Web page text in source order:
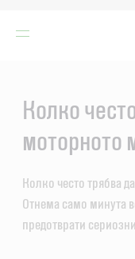
Колко
моторното
Колко често трябва
Отнема само минута
предотврати